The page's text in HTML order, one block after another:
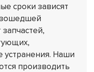
сроки зависят
устранения. Наши
производить